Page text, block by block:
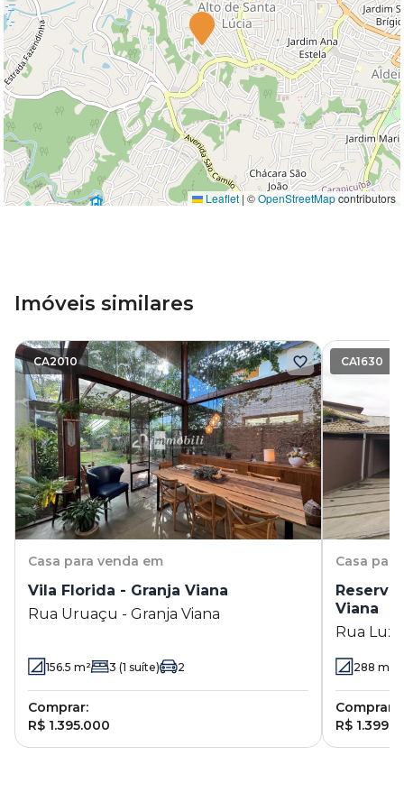
Leaflet |©OpenStreetMapcontributors
Imóveis similares
CA2010
Casa para venda em
Vila Florida - Granja Viana
Rua Uruaçu - Granja Viana
156.5 m² 3 (1 suíte) 2
Comprar:
R$ 1.395.000
CA1630
Casa
Viana
Rua Luz
SP
288 m²
Comprar:
R$